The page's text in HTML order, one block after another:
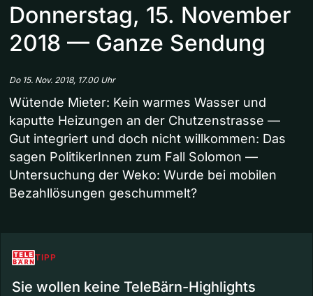
Donnerstag, 15. November
2018 — Ganze Sendung
Do 15. Nov. 2018, 17.00 Uhr
Wütende Mieter: Kein warmes Wasser und
kaputte Heizungen an der Chutzenstrasse —
Gut integriert und doch nicht willkommen: Das
sagen PolitikerInnen zum Fall Solomon —
Untersuchung der Weko: Wurde bei mobilen
Bezahllösungen geschummelt?​
TIPP
Sie wollen keine TeleBärn-Highlights